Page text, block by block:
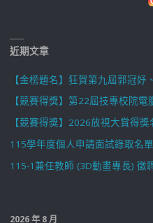
近期文章
【金榜題名】狂賀第九屆郭冠
【競賽得獎】第22屆技專校院
【競賽得獎】2026放視大賞得獎
115學年度個人申請面試錄取名
115-1兼任教師 (3D動畫專長) 徵
2026 年 8 月